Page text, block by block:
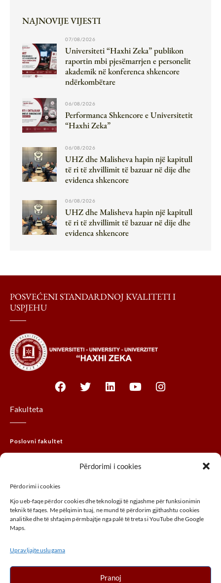
Përdorimi i cookies
Përdorimi i cookies
Kjo ueb-faqe përdor cookies dhe teknologji të ngjashme për funksionimin
teknik të faqes. Me pëlqimin tuaj, ne mund të përdorim gjithashtu cookies
analitike dhe të shfaqim përmbajtje nga palë të treta si YouTube dhe Google
Maps.
Upravljajte uslugama
Pranoj
NAJNOVIJE VIJESTI
07/08/2026
Universiteti “Haxhi Zeka” publikon
raportin mbi pjesëmarrjen e personelit
akademik në konferenca shkencore
ndërkombëtare
06/08/2026
Performanca Shkencore e Universitetit
“Haxhi Zeka”
06/08/2026
UHZ dhe Malisheva hapin një kapitull
të ri të zhvillimit të bazuar në dije dhe
evidenca shkencore
06/08/2026
UHZ dhe Malisheva hapin një kapitull
të ri të zhvillimit të bazuar në dije dhe
evidenca shkencore
POSVEĆENI STANDARDNOJ KVALITETI I
USPJEHU
Fakulteta
Poslovni fakultet
Fakultet umjetnosti
ADRESA
Ulica UÇK, 30000, Peć, Kosovo